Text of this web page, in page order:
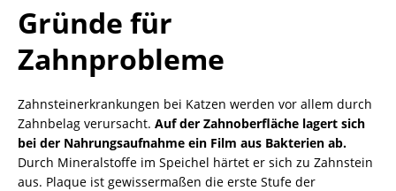
Gründe für
Zahnprobleme
Zahnsteinerkrankungen bei Katzen werden vor allem durch
Zahnbelag verursacht. Auf der Zahnoberfläche lagert sich
bei der Nahrungsaufnahme ein Film aus Bakterien ab.
Durch Mineralstoffe im Speichel härtet er sich zu Zahnstein
aus. Plaque ist gewissermaßen die erste Stufe der